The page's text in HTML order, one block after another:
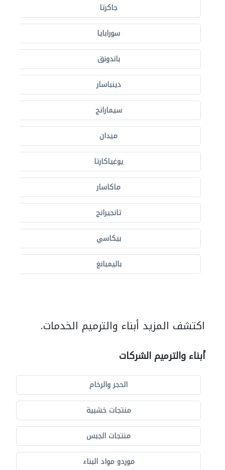
جاكرتا
سورابايا
باندونق
دينباسار
سيمارانج
ميدان
يوغياكارتا
ماكاسار
تانجيرانج
بيكاسي
باليمبانغ
اكتشف المزيد أبناء والترميم الخدمات.
أبناء والترميم الشركات
الحجر والرخام
منتجات خشبية
منتجات الجبس
موردو مواد البناء